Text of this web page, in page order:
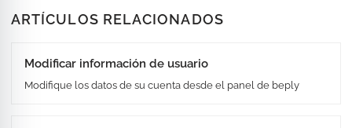
ARTÍCULOS RELACIONADOS
Modificar información de usuario
Modifique los datos de su cuenta desde el panel de beply